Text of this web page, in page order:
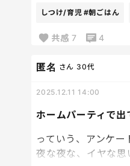
この残った納豆た
しつけ/育児 #朝ごはん
共感 7 4
ホームパーティで出
匿名 さん 30代
2025.12.11 14:00
っていう、アンケー
夜な夜な、イヤな思